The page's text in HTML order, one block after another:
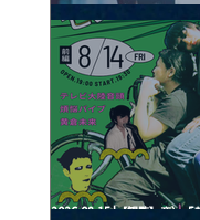
2026.08.13 |【観覧】JUST
2026.08.15 |【観覧】夜）『